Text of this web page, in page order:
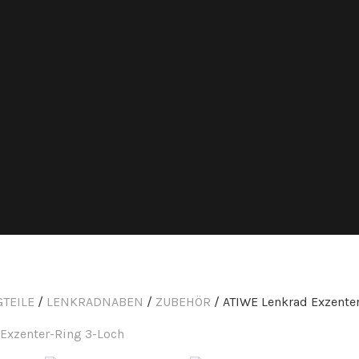
/ LENKRADNABEN / ZUBEHÖR / ATIWE Lenkrad